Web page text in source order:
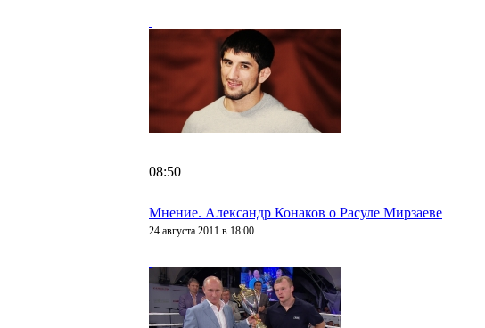
08:50
Мнение. Александр Конаков о Расуле Мирзаеве
24 августа 2011 в 18:00